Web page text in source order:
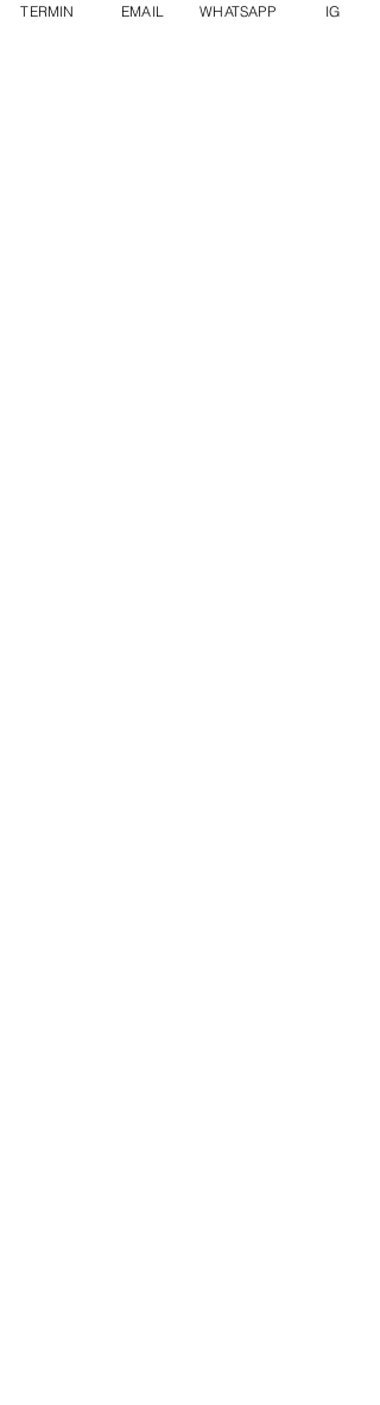
TERMIN EMAIL WHATSAPP IG